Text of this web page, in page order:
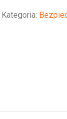
Kategoria: